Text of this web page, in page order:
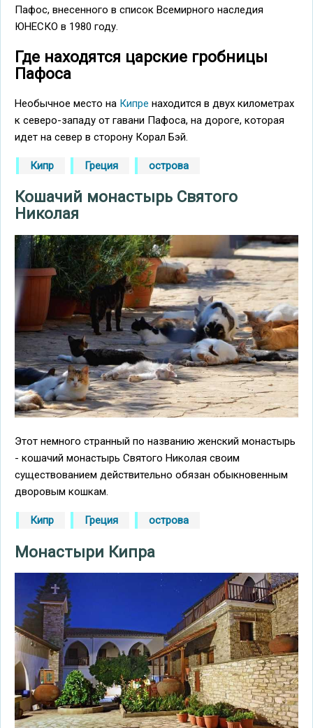
Пафос, внесенного в список Всемирного наследия
ЮНЕСКО в 1980 году.
Где находятся царские гробницы
Пафоса
Необычное место на Кипре находится в двух километрах
к северо-западу от гавани Пафоса, на дороге, которая
идет на север в сторону Корал Бэй.
Кипр Греция острова
Кошачий монастырь Святого
Николая
Этот немного странный по названию женский монастырь
- кошачий монастырь Святого Николая своим
существованием действительно обязан обыкновенным
дворовым кошкам.
Кипр Греция острова
Монастыри Кипра